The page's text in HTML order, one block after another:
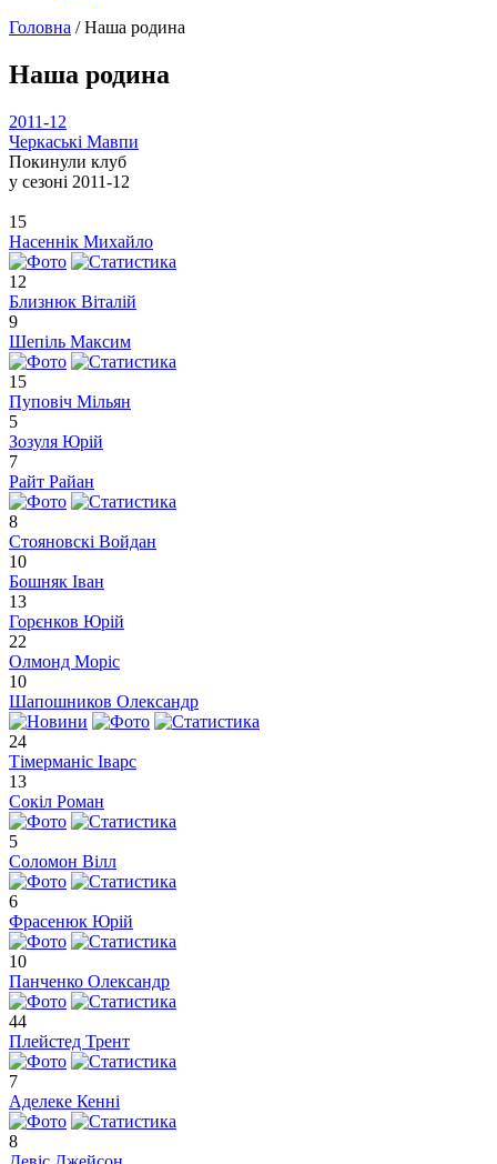
Головна /Наша родина
Наша родина
2011-12
Черкаські Мавпи
Покинули клуб
у сезоні 2011-12
15
Насеннік Михайло
12
Близнюк Віталій
9
Шепіль Максим
15
Пуповіч Мільян
5
Зозуля Юрій
7
Райт Райан
8
Стояновскі Войдан
10
Бошняк Іван
13
Горєнков Юрій
22
Олмонд Моріс
10
Шапошников Олександр
24
Тімерманіс Іварс
13
Сокіл Роман
5
Соломон Вілл
6
Фрасенюк Юрій
10
Панченко Олександр
44
Плейстед Трент
7
Аделеке Кенні
8